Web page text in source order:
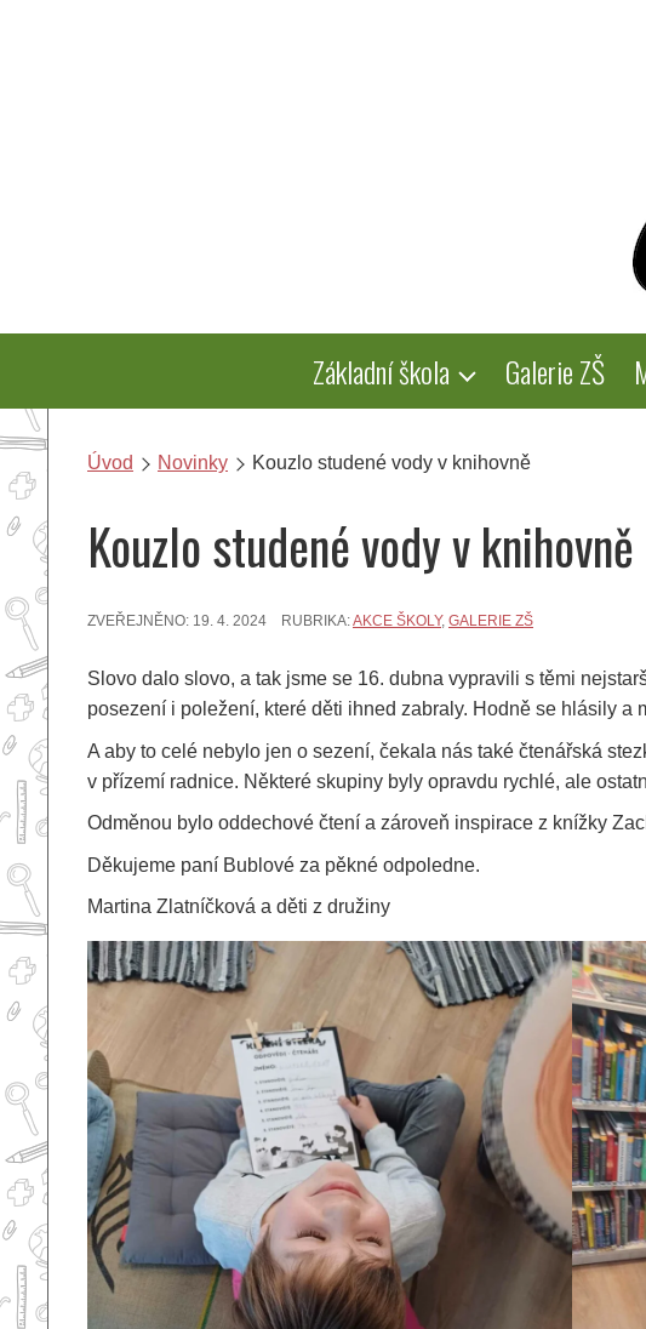
Základní škola Galerie ZŠ
Úvod Novinky Kouzlo studené vody v knihovně
Kouzlo studené vody v knihovně
ZVEŘEJNĚNO: 19. 4. 2024 RUBRIKA:AKCE ŠKOLY, GALERIE ZŠ
Slovo dalo slovo, a tak jsme se 16. dubna vypravili s těmi
posezení i poležení, které děti ihned zabraly. Hodně se hlásily
A aby to celé nebylo jen o sezení, čekala nás také čtenářská
v přízemí radnice. Některé skupiny byly opravdu rychlé, ale
Odměnou bylo oddechové čtení a zároveň inspirace z knížky
Děkujeme paní Bublové za pěkné odpoledne.
Martina Zlatníčková a děti z družiny